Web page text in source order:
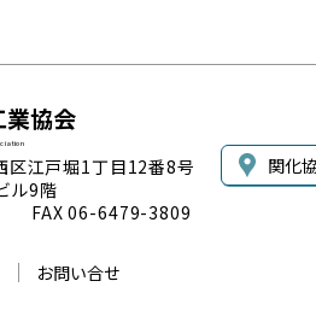
業協会
江戸堀1丁目12番8号
ル9階
FAX 06-6479-3809
関化
お問い合せ